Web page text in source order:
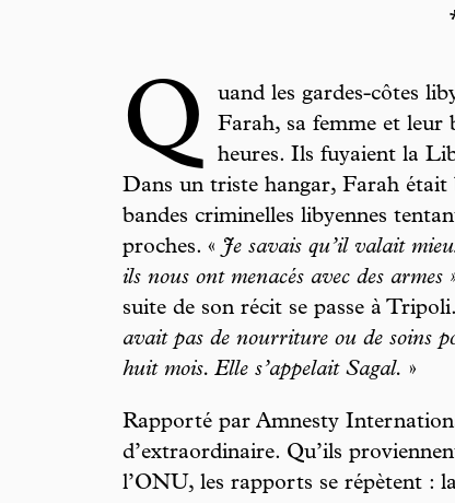
Q
uand les gardes-côtes
Farah, sa femme et leur
heures. Ils fuyaient la
Dans un triste hangar, Farah était
bandes criminelles libyennes
proches. «Je savais qu’il valait
ils nous ont menacés avec des armes
suite de son récit se passe à
avait pas de nourriture ou de soins
huit mois. Elle s’appelait Sagal. »
Rapporté par Amnesty
d’extraordinaire. Qu’ils
l’ONU, les rapports se répètent :